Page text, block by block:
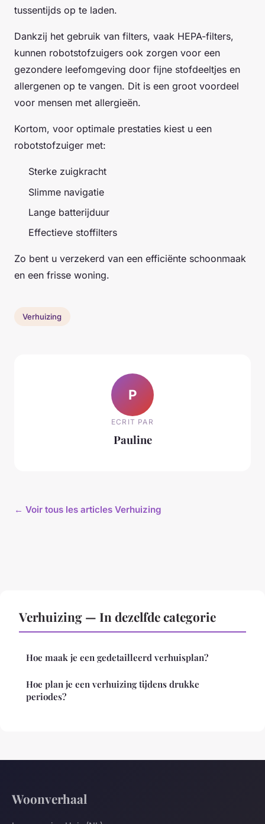
tussentijds op te laden.
Dankzij het gebruik van filters, vaak HEPA-filters,
kunnen robotstofzuigers ook zorgen voor een
gezondere leefomgeving door fijne stofdeeltjes en
allergenen op te vangen. Dit is een groot voordeel
voor mensen met allergieën.
Kortom, voor optimale prestaties kiest u een
robotstofzuiger met:
Sterke zuigkracht
Slimme navigatie
Lange batterijduur
Effectieve stoffilters
Zo bent u verzekerd van een efficiënte schoonmaak
en een frisse woning.
Verhuizing
P
ECRIT PAR
Pauline
← Voir tous les articles Verhuizing
Verhuizing — In dezelfde categorie
Hoe maak je een gedetailleerd verhuisplan?
Hoe plan je een verhuizing tijdens drukke
periodes?
Woonverhaal